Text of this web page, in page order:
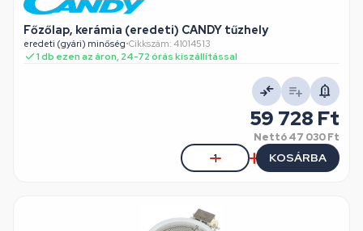
Főzőlap, kerámia (eredeti) CANDY tűzhely
eredeti (gyári) minőség•Cikkszám: 41014513
1 db ezen az áron, 24-72 órás kiszállítással
59 728 Ft
Nettó47 030 Ft
KOSÁRBA